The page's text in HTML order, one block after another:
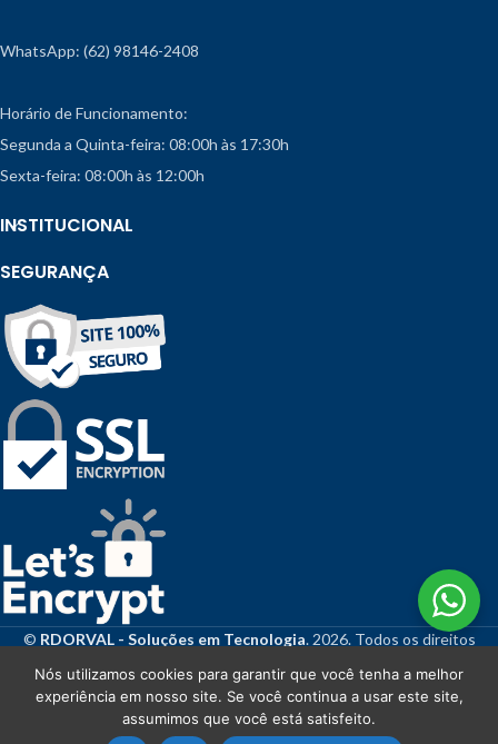
WhatsApp: (62) 98146-2408
Horário de Funcionamento:
Segunda a Quinta-feira: 08:00h às 17:30h
Sexta-feira: 08:00h às 12:00h
INSTITUCIONAL
SEGURANÇA
© RDORVAL - Soluções em Tecnologia. 2026. Todos os direitos
Nós utilizamos cookies para garantir que você tenha a melhor
experiência em nosso site. Se você continua a usar este site,
assumimos que você está satisfeito.